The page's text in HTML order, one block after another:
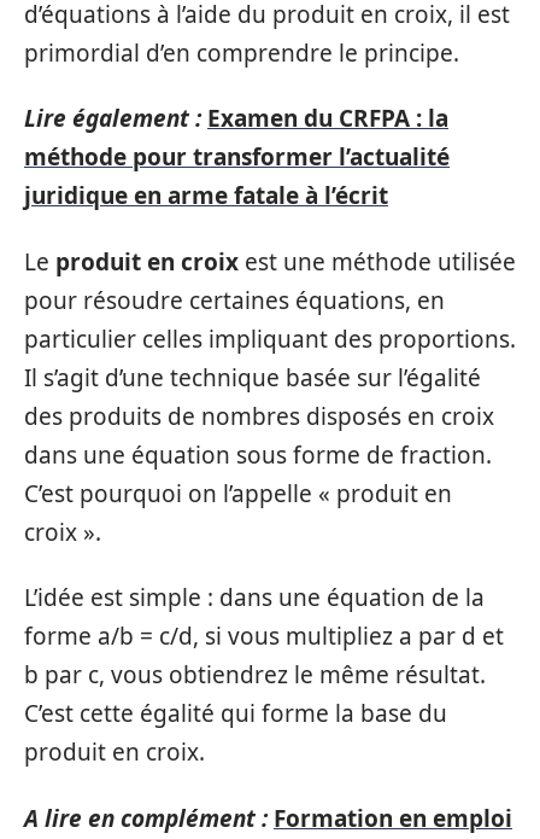
d’équations à l’aide du produit en croix, il est
primordial d’en comprendre le principe.
Lire également : Examen du CRFPA : la
méthode pour transformer l’actualité
juridique en arme fatale à l’écrit
Le produit en croix est une méthode utilisée
pour résoudre certaines équations, en
particulier celles impliquant des proportions.
Il s’agit d’une technique basée sur l’égalité
des produits de nombres disposés en croix
dans une équation sous forme de fraction.
C’est pourquoi on l’appelle « produit en
croix ».
L’idée est simple : dans une équation de la
forme a/b = c/d, si vous multipliez a par d et
b par c, vous obtiendrez le même résultat.
C’est cette égalité qui forme la base du
produit en croix.
A lire en complément : Formation en emploi